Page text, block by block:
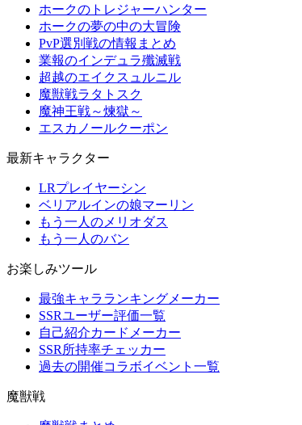
ホークのトレジャーハンター
ホークの夢の中の大冒険
PvP選別戦の情報まとめ
業報のインデュラ殲滅戦
超越のエイクスュルニル
魔獣戦ラタトスク
魔神王戦～煉獄～
エスカノールクーポン
最新キャラクター
LRプレイヤーシン
ベリアルインの娘マーリン
もう一人のメリオダス
もう一人のバン
お楽しみツール
最強キャラランキングメーカー
SSRユーザー評価一覧
自己紹介カードメーカー
SSR所持率チェッカー
過去の開催コラボイベント一覧
魔獣戦